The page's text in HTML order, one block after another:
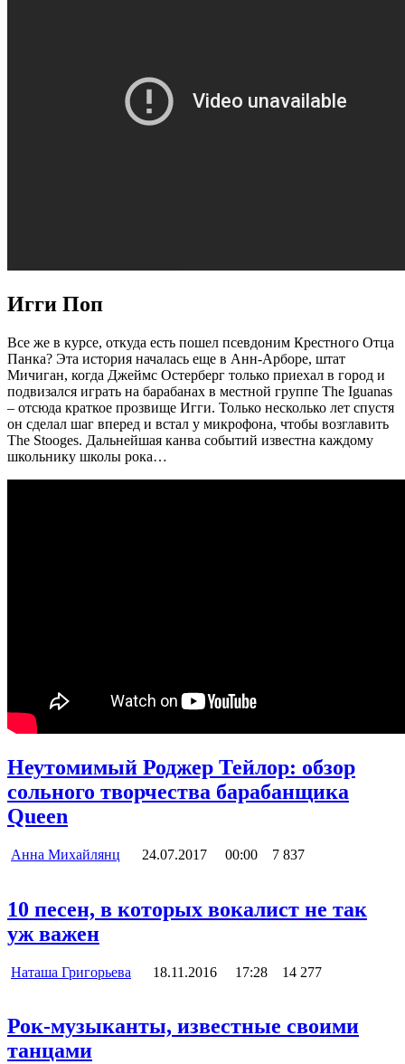
Игги Поп
Все же в курсе, откуда есть пошел псевдоним Крестного Отца
Панка? Эта история началась еще в Анн-Арборе, штат
Мичиган, когда Джеймс Остерберг только приехал в город и
подвизался играть на барабанах в местной группе The Iguanas
‒ отсюда краткое прозвище Игги. Только несколько лет спустя
он сделал шаг вперед и встал у микрофона, чтобы возглавить
The Stooges. Дальнейшая канва событий известна каждому
школьнику школы рока…
Неутомимый Роджер Тейлор: обзор
сольного творчества барабанщика
Queen
Анна Михайлянц 24.07.2017 00:00 7 837
10 песен, в которых вокалист не так
уж важен
Наташа Григорьева 18.11.2016 17:28 14 277
Рок-музыканты, известные своими
танцами